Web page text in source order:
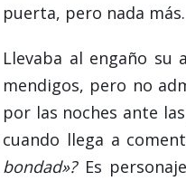
puerta, pero nada más.
Llevaba al engaño su
mendigos, pero no
por las noches ante
cuando llega a
bondad»?Es